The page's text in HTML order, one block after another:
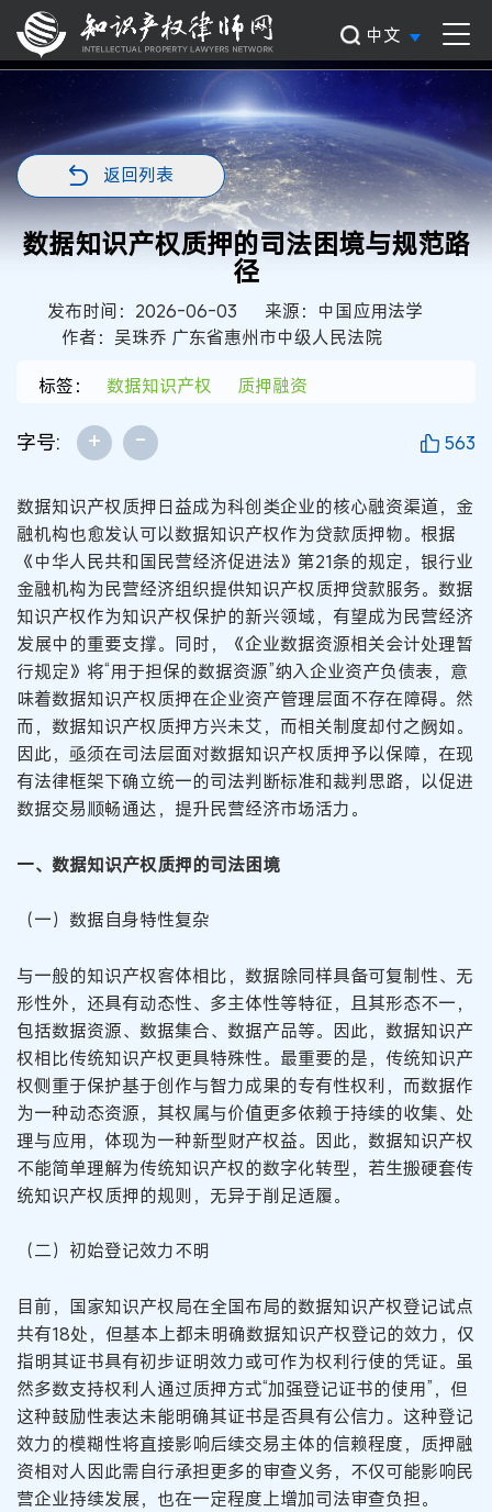
中文
返回列表
数据知识产权质押的司法困境与规范路
径
发布时间：2026-06-03
来源：中国应用法学
作者：吴珠乔 广东省惠州市中级人民法院
标签：
数据知识产权 质押融资
字号: + - 563
数据知识产权质押日益成为科创类企业的核心融资渠道，金
融机构也愈发认可以数据知识产权作为贷款质押物。根据
《中华人民共和国民营经济促进法》第21条的规定，银行业
金融机构为民营经济组织提供知识产权质押贷款服务。数据
知识产权作为知识产权保护的新兴领域，有望成为民营经济
发展中的重要支撑。同时，《企业数据资源相关会计处理暂
行规定》将“用于担保的数据资源”纳入企业资产负债表，意
味着数据知识产权质押在企业资产管理层面不存在障碍。然
而，数据知识产权质押方兴未艾，而相关制度却付之阙如。
因此，亟须在司法层面对数据知识产权质押予以保障，在现
有法律框架下确立统一的司法判断标准和裁判思路，以促进
数据交易顺畅通达，提升民营经济市场活力。
一、数据知识产权质押的司法困境
（一）数据自身特性复杂
与一般的知识产权客体相比，数据除同样具备可复制性、无
形性外，还具有动态性、多主体性等特征，且其形态不一，
包括数据资源、数据集合、数据产品等。因此，数据知识产
权相比传统知识产权更具特殊性。最重要的是，传统知识产
权侧重于保护基于创作与智力成果的专有性权利，而数据作
为一种动态资源，其权属与价值更多依赖于持续的收集、处
理与应用，体现为一种新型财产权益。因此，数据知识产权
不能简单理解为传统知识产权的数字化转型，若生搬硬套传
统知识产权质押的规则，无异于削足适履。
（二）初始登记效力不明
目前，国家知识产权局在全国布局的数据知识产权登记试点
共有18处，但基本上都未明确数据知识产权登记的效力，仅
指明其证书具有初步证明效力或可作为权利行使的凭证。虽
然多数支持权利人通过质押方式“加强登记证书的使用”，但
这种鼓励性表达未能明确其证书是否具有公信力。这种登记
效力的模糊性将直接影响后续交易主体的信赖程度，质押融
资相对人因此需自行承担更多的审查义务，不仅可能影响民
营企业持续发展，也在一定程度上增加司法审查负担。